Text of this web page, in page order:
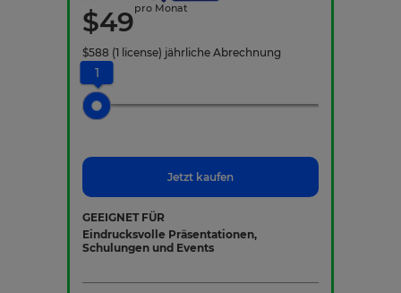
$49pro Monat
$588 (1 license) jährliche Abrechnung
1
Jetzt kaufen
GEEIGNET FÜR
Eindrucksvolle Präsentationen,
Schulungen und Events